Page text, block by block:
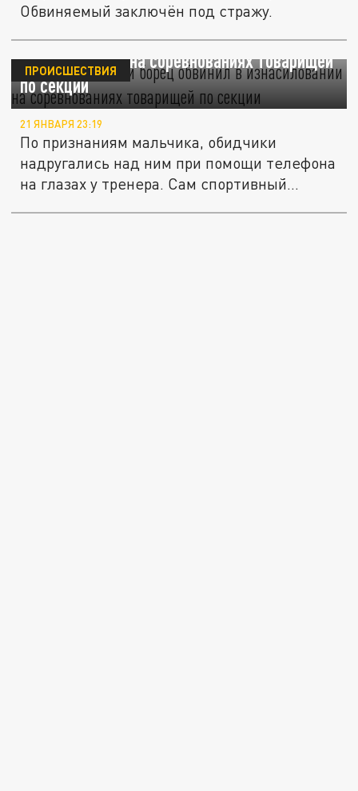
Обвиняемый заключён под стражу.
В Сочи 12-летний борец обвинил в
изнасиловании на соревнованиях товарищей
по секции
ПРОИСШЕСТВИЯ
21 ЯНВАРЯ 23:19
По признаниям мальчика, обидчики
надругались над ним при помощи телефона
на глазах у тренера. Сам спортивный...